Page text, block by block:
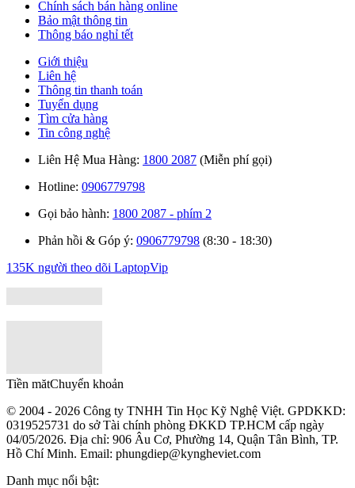
Chính sách bán hàng online
Bảo mật thông tin
Thông báo nghỉ tết
Giới thiệu
Liên hệ
Thông tin thanh toán
Tuyển dụng
Tìm cửa hàng
Tin công nghệ
Liên Hệ Mua Hàng: 1800 2087 (Miễn phí gọi)
Hotline: 0906779798
Gọi bảo hành: 1800 2087 - phím 2
Phản hồi & Góp ý: 0906779798 (8:30 - 18:30)
135K người theo dõi LaptopVip
Tiền mătChuyển khoản
© 2004 - 2026 Công ty TNHH Tin Học Kỹ Nghệ Việt. GPDKKD:
0319525731 do sở Tài chính phòng ĐKKD TP.HCM cấp ngày
04/05/2026. Địa chỉ: 906 Âu Cơ, Phường 14, Quận Tân Bình, TP.
Hồ Chí Minh. Email: phungdiep@kyngheviet.com
Danh mục nổi bật: